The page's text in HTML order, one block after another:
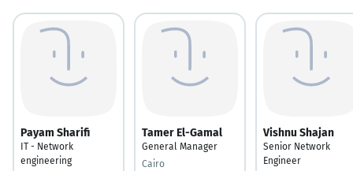
Payam Sharifi
IT - Network
engineering
Tamer El-Gamal
General Manager
Cairo
Vishnu Shajan
Senior Network
Engineer